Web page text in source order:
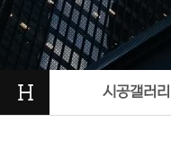
H 시공갤러리